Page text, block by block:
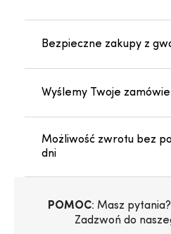
Bezpieczne zakupy z
Wyślemy Twoje
Możliwość zwrotu bez
dni
POMOC: Masz
Zadzwoń do